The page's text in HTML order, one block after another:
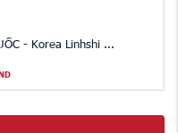
- Korea Linhshi ...